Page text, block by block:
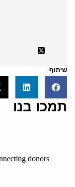
שיתוף
תמכו בנו